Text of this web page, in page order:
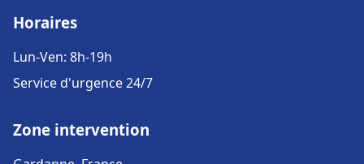
Horaires
Lun-Ven: 8h-19h
Service d'urgence 24/7
Zone intervention